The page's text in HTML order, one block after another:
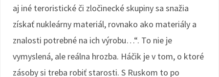
aj iné teroristické či zločinecké skupiny sa snažia
získať nukleárny materiál, rovnako ako materiály a
znalosti potrebné na ich výrobu…“. To nie je
vymyslená, ale reálna hrozba. Háčik je v tom, o ktoré
zásoby si treba robiť starosti. S Ruskom to po